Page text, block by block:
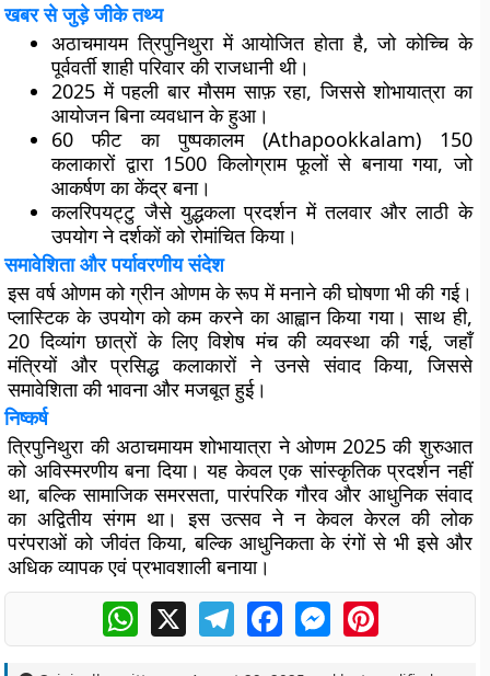
खबर से जुड़े जीके तथ्य
अठाचमायमत्रिपुनिथुरा में आयोजित होता है, जो कोच्चि के
पूर्ववर्ती शाही परिवार की राजधानी थी।
2025 मेंपहली बार मौसम साफ़ रहा, जिससे शोभायात्रा का
आयोजन बिना व्यवधान के हुआ।
60 फीट का पुष्पकालम(Athapookkalam) 150
कलाकारों द्वारा 1500 किलोग्राम फूलों से बनाया गया, जो
आकर्षण का केंद्र बना।
कलरिपयट्टु जैसे युद्धकला प्रदर्शनमें तलवार और लाठी के
उपयोग ने दर्शकों को रोमांचित किया।
समावेशिता और पर्यावरणीय संदेश
इस वर्ष ओणम को ग्रीन ओणम के रूप में मनाने की घोषणा भी की गई।
प्लास्टिक के उपयोग को कम करने का आह्वान किया गया। साथ ही,
20 दिव्यांग छात्रों के लिए विशेष मंच की व्यवस्था की गई, जहाँ
मंत्रियों और प्रसिद्ध कलाकारों ने उनसे संवाद किया, जिससे
समावेशिता की भावना और मजबूत हुई।
निष्कर्ष
त्रिपुनिथुरा की अठाचमायम शोभायात्रा ने ओणम 2025 की शुरुआत
को अविस्मरणीय बना दिया। यह केवल एक सांस्कृतिक प्रदर्शन नहीं
था, बल्कि सामाजिक समरसता, पारंपरिक गौरव और आधुनिक संवाद
का अद्वितीय संगम था। इस उत्सव ने न केवल केरल की लोक
परंपराओं को जीवंत किया, बल्कि आधुनिकता के रंगों से भी इसे और
अधिक व्यापक एवं प्रभावशाली बनाया।
WhatsApp
X TelegramFacebookMessengerPinterest